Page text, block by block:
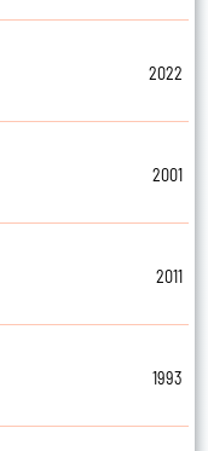
2022
2001
2011
1993